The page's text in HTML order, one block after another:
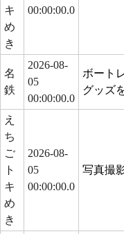
キ
め
き
00:00:00.0
名
鉄
2026-08-
05
00:00:00.0
ボート
グッズ
え
ち
ご
ト
キ
め
き
2026-08-
05
00:00:00.0
写真撮